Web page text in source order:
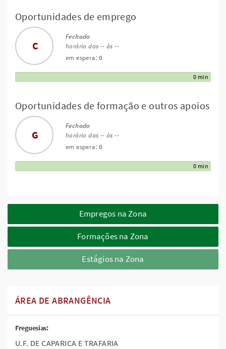
Oportunidades de emprego
C
Fechado
horário das -- às --
em espera:0
0 min
Oportunidades de formação e outros apoios
G
Fechado
horário das -- às --
em espera:0
0 min
Empregos na Zona
Formações na Zona
Estágios na Zona
ÁREA DE ABRANGÊNCIA
Freguesias:
U.F. DE CAPARICA E TRAFARIA